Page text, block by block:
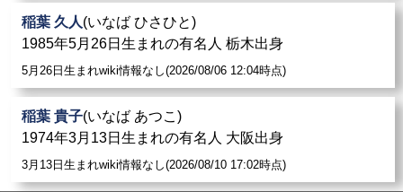
稲葉 久人(いなば ひさひと)
1985年5月26日生まれの有名人 栃木出身
5月26日生まれwiki情報なし(2026/08/06 12:04時点)
稲葉 貴子(いなば あつこ)
1974年3月13日生まれの有名人 大阪出身
3月13日生まれwiki情報なし(2026/08/10 17:02時点)